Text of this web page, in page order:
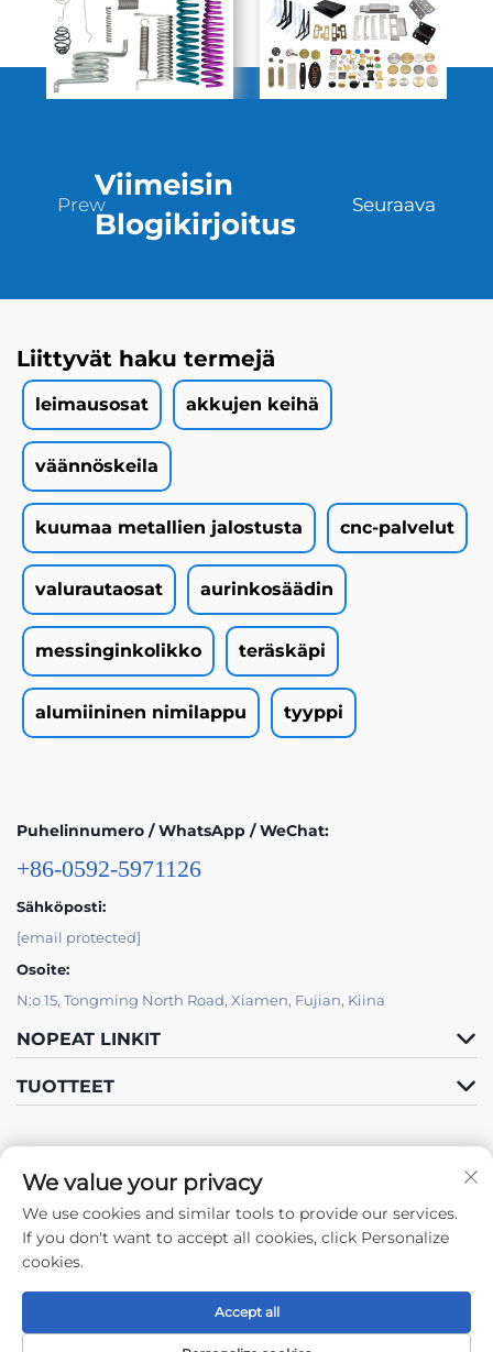
Prew
Viimeisin
Blogikirjoitus
Seuraava
Liittyvät haku termejä
leimausosat akkujen keihä
väännöskeila
kuumaa metallien jalostusta cnc-palvelut
valurautaosat aurinkosäädin
messinginkolikko teräskäpi
alumiininen nimilappu tyyppi
Puhelinnumero / WhatsApp / WeChat:
+86-0592-5971126
Sähköposti:
[email protected]
Osoite:
N:o 15, Tongming North Road, Xiamen, Fujian, Kiina
NOPEAT LINKIT
TUOTTEET
Seuraa meitä
Copyright © 2024 by Xiamen Tongchengjianhui Industry & Trade Co.,
Ltd. -Tietosuojakäytäntö
We value your privacy
We use cookies and similar tools to provide our services.
If you don't want to accept all cookies, click Personalize
cookies.
Accept all